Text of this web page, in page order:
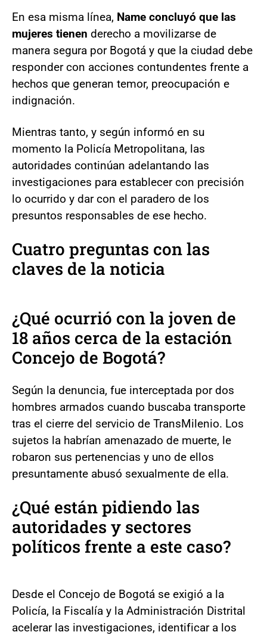
En esa misma línea, Name concluyó que las
mujeres tienen derecho a movilizarse de
manera segura por Bogotá y que la ciudad debe
responder con acciones contundentes frente a
hechos que generan temor, preocupación e
indignación.
Mientras tanto, y según informó en su
momento la Policía Metropolitana, las
autoridades continúan adelantando las
investigaciones para establecer con precisión
lo ocurrido y dar con el paradero de los
presuntos responsables de ese hecho.
Cuatro preguntas con las
claves de la noticia
¿Qué ocurrió con la joven de
18 años cerca de la estación
Concejo de Bogotá?
Según la denuncia, fue interceptada por dos
hombres armados cuando buscaba transporte
tras el cierre del servicio de TransMilenio. Los
sujetos la habrían amenazado de muerte, le
robaron sus pertenencias y uno de ellos
presuntamente abusó sexualmente de ella.
¿Qué están pidiendo las
autoridades y sectores
políticos frente a este caso?
Desde el Concejo de Bogotá se exigió a la
Policía, la Fiscalía y la Administración Distrital
acelerar las investigaciones, identificar a los